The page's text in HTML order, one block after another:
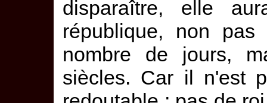
disparaître, elle
république, non
nombre de jours,
siècles. Car il n'est